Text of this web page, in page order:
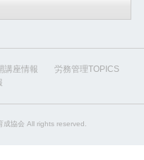
講座情報
労務管理TOPICS
成協会 All rights reserved.